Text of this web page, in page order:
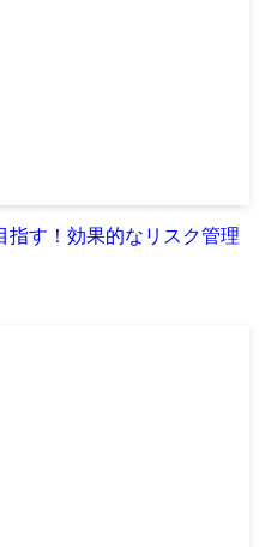
指す！効果的なリスク管理